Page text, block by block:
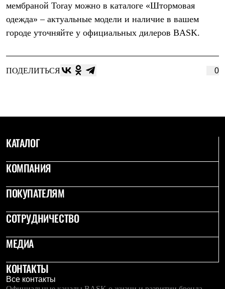
мембраной Toray можно в каталоге «Штормовая
одежда» – актуальные модели и наличие в вашем
городе уточняйте у официальных дилеров BASK.
ПОДЕЛИТЬСЯ 0
КАТАЛОГ
КОМПАНИЯ
ПОКУПАТЕЛЯМ
СОТРУДНИЧЕСТВО
МЕДИА
КОНТАКТЫ
Все контакты